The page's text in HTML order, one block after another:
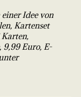
Idee von
Kartenset
Euro, E-